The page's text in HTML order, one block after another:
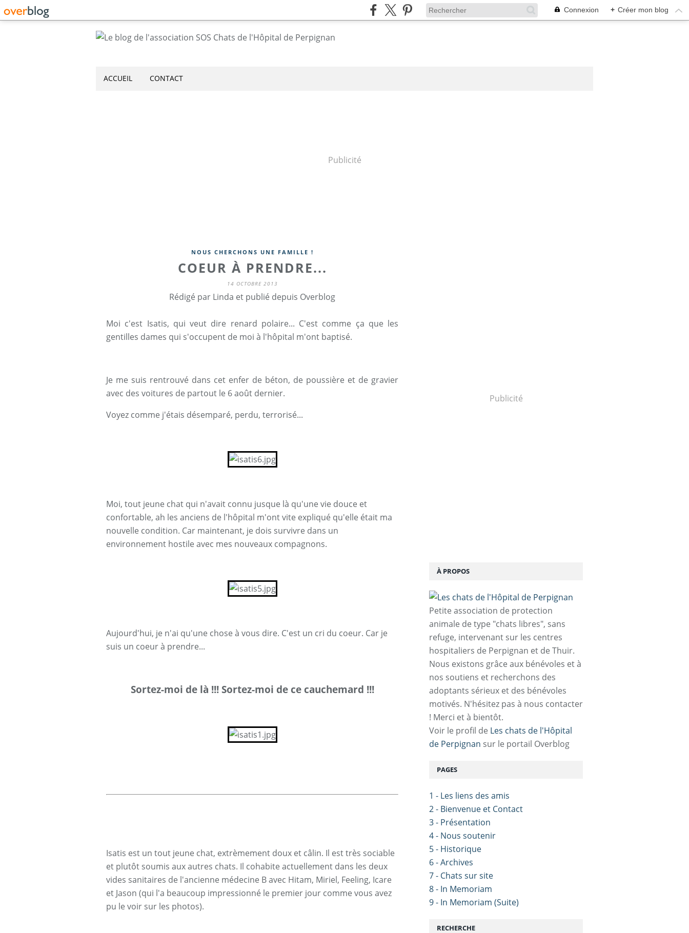
Connexion + Créer mon blog
ACCUEIL CONTACT
Publicité
NOUS CHERCHONS UNE FAMILLE !
COEUR À PRENDRE...
14 OCTOBRE 2013
Rédigé par Linda et publié depuis Overblog
Moi c'est Isatis, qui veut dire renard polaire... C'est comme ça que les
gentilles dames qui s'occupent de moi à l'hôpital m'ont baptisé.
Je me suis rentrouvé dans cet enfer de béton, de poussière et de gravier
avec des voitures de partout le 6 août dernier.
Voyez comme j'étais désemparé, perdu, terrorisé...
Moi, tout jeune chat qui n'avait connu jusque là qu'une vie douce et
confortable, ah les anciens de l'hôpital m'ont vite expliqué qu'elle était ma
nouvelle condition. Car maintenant, je dois survivre dans un
environnement hostile avec mes nouveaux compagnons.
Aujourd'hui, je n'ai qu'une chose à vous dire. C'est un cri du coeur. Car je
suis un coeur à prendre...
Sortez-moi de là !!! Sortez-moi de ce cauchemard !!!
Isatis est un tout jeune chat, extrèmement doux et câlin. Il est très sociable
et plutôt soumis aux autres chats. Il cohabite actuellement dans les deux
vides sanitaires de l'ancienne médecine B avec Hitam, Miriel, Feeling, Icare
et Jason (qui l'a beaucoup impressionné le premier jour comme vous avez
pu le voir sur les photos).
Publicité
RECHERCHE
À PROPOS
Petite association de protection
animale de type "chats libres", sans
refuge, intervenant sur les centres
hospitaliers de Perpignan et de Thuir.
Nous existons grâce aux bénévoles et à
nos soutiens et recherchons des
adoptants sérieux et des bénévoles
motivés. N'hésitez pas à nous contacter
! Merci et à bientôt.
Voir le profil de Les chats de l'Hôpital
de Perpignan sur le portail Overblog
PAGES
1 - Les liens des amis
2 - Bienvenue et Contact
3 - Présentation
4 - Nous soutenir
5 - Historique
6 - Archives
7 - Chats sur site
8 - In Memoriam
9 - In Memoriam (Suite)